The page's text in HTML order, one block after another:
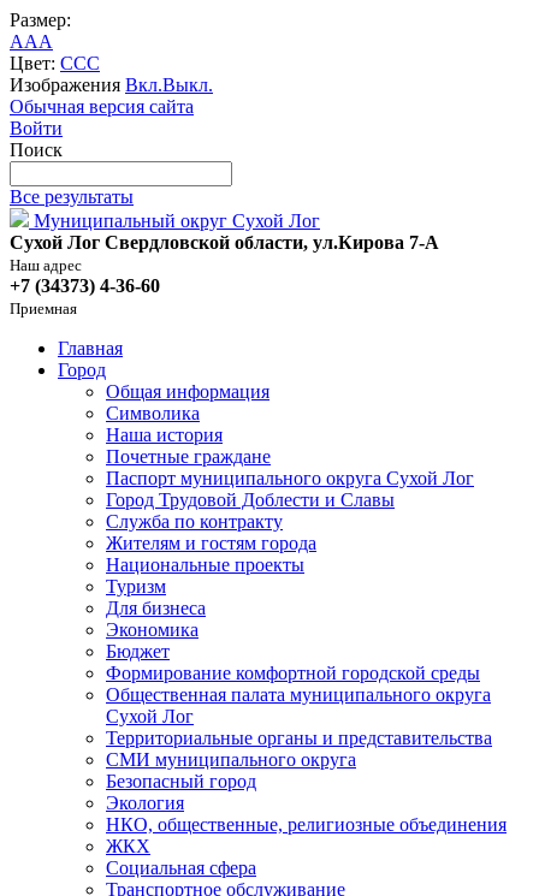
Размер:
AAA
Цвет: CCC
Изображения Вкл.Выкл.
Обычная версия сайта
Войти
Поиск
Все результаты
Муниципальный округ Сухой Лог
Сухой Лог Свердловской области, ул.Кирова 7-А
Наш адрес
+7 (34373) 4-36-60
Приемная
Главная
Город
Общая информация
Символика
Наша история
Почетные граждане
Паспорт муниципального округа Сухой Лог
Город Трудовой Доблести и Славы
Служба по контракту
Жителям и гостям города
Национальные проекты
Туризм
Для бизнеса
Экономика
Бюджет
Формирование комфортной городской среды
Общественная палата муниципального округа
Сухой Лог
Территориальные органы и представительства
СМИ муниципального округа
Безопасный город
Экология
НКО, общественные, религиозные объединения
ЖКХ
Социальная сфера
Транспортное обслуживание